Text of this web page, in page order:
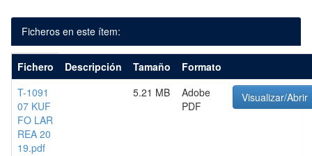
Ficheros en este ítem:
Fichero Descripción Tamaño
Formato
T-1091
07 KUF
FO LAR
REA 20
19.pdf
5.21 MB
Adobe
PDF
Visualizar/Abrir